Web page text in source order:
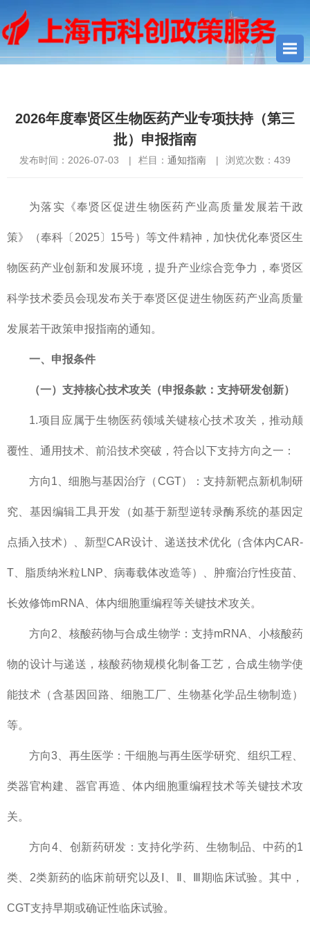
2026年度奉贤区生物医药产业专项扶持（第三
批）申报指南
发布时间：2026-07-03 | 栏目： 通知指南 | 浏览次数： 439
为落实《奉贤区促进生物医药产业高质量发展若干政
策》（奉科〔2025〕15号）等文件精神，加快优化奉贤区生
物医药产业创新和发展环境，提升产业综合竞争力，奉贤区
科学技术委员会现发布关于奉贤区促进生物医药产业高质量
发展若干政策申报指南的通知。
一、申报条件
（一）支持核心技术攻关（申报条款：支持研发创新）
1.项目应属于生物医药领域关键核心技术攻关，推动颠
覆性、通用技术、前沿技术突破，符合以下支持方向之一：
方向1、细胞与基因治疗（CGT）：支持新靶点新机制研
究、基因编辑工具开发（如基于新型逆转录酶系统的基因定
点插入技术）、新型CAR设计、递送技术优化（含体内CAR-
T、脂质纳米粒LNP、病毒载体改造等）、肿瘤治疗性疫苗、
长效修饰mRNA、体内细胞重编程等关键技术攻关。
方向2、核酸药物与合成生物学：支持mRNA、小核酸药
物的设计与递送，核酸药物规模化制备工艺，合成生物学使
能技术（含基因回路、细胞工厂、生物基化学品生物制造）
等。
方向3、再生医学：干细胞与再生医学研究、组织工程、
类器官构建、器官再造、体内细胞重编程技术等关键技术攻
关。
方向4、创新药研发：支持化学药、生物制品、中药的1
类、2类新药的临床前研究以及Ⅰ、Ⅱ、Ⅲ期临床试验。其中，
CGT支持早期或确证性临床试验。